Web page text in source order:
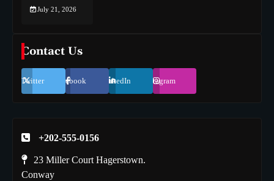
July 21, 2026
Contact Us
Twitter Facebook LinkedIn Instagram
+202-555-0156
23 Miller Court Hagerstown.
Conway